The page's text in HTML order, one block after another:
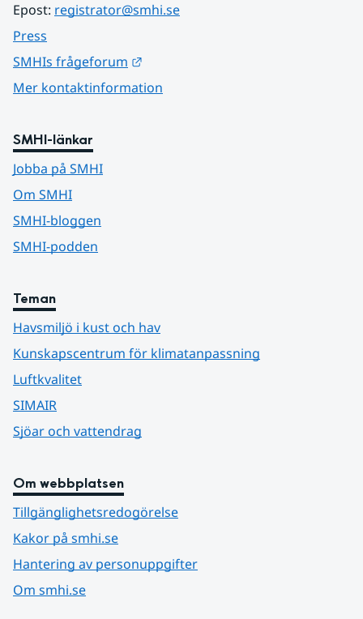
Epost: registrator@smhi.se
Press
SMHIs frågeforum
Mer kontaktinformation
SMHI-länkar
Jobba på SMHI
Om SMHI
SMHI-bloggen
SMHI-podden
Teman
Havsmiljö i kust och hav
Kunskapscentrum för klimatanpassning
Luftkvalitet
SIMAIR
Sjöar och vattendrag
Om webbplatsen
Tillgänglighetsredogörelse
Kakor på smhi.se
Hantering av personuppgifter
Om smhi.se